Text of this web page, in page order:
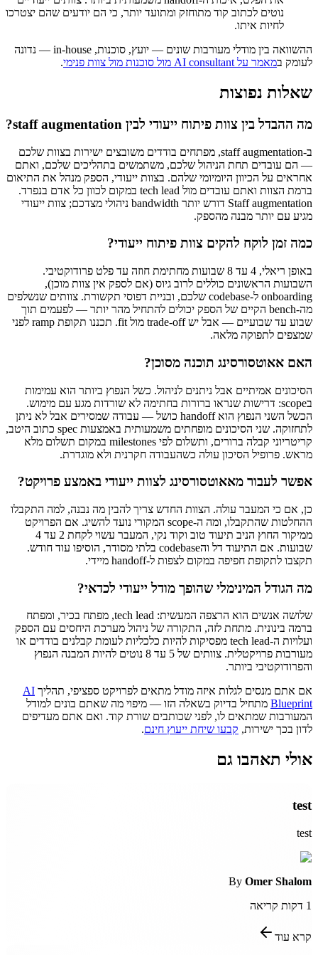
נוטים לכתוב קוד מתוחזק ומתועד יותר, כי הם יודעים שהם יצטרכו
לחיות איתו.
ההשוואה בין מודלי מעורבות שונים — יועץ, סוכנות, in-house — נדונה
לעומק במאמר על AI consultant מול סוכנות מול צוות פנימי .
שאלות נפוצות
מה ההבדל בין צוות פיתוח ייעודי לבין staff augmentation?
ב-staff augmentation, מפתחים בודדים משובצים ישירות בצוות שלכם
— הם עובדים תחת הניהול שלכם, משתמשים בתהליכים שלכם, ואתם
אחראים על הכיוון היומיומי שלהם. בצוות ייעודי, הספק מנהל את התיאום
ברמת הצוות ואתם עובדים מול tech lead במקום לכוון כל אדם בנפרד.
Staff augmentation דורש יותר bandwidth ניהולי מצדכם; צוות ייעודי
מגיע עם יותר מבנה מהספק.
כמה זמן לוקח להקים צוות פיתוח ייעודי?
באופן ריאלי, 4 עד 8 שבועות מחתימת חוזה עד פלט פרודוקטיבי.
השבועות הראשונים כוללים לרוב גיוס (אם לספק אין צוות מוכן),
onboarding ל-codebase שלכם, ובניית דפוסי תקשורת. צוותים שנשלפים
מה-bench הקיים של הספק יכולים להתחיל מהר יותר — לפעמים תוך
שבוע עד שבועיים — אבל יש trade-off מול fit. תכננו תקופת ramp לפני
שמצפים לתפוקה מלאה.
האם אאוטסורסינג תוכנה מסוכן?
הסיכונים אמיתיים אבל ניתנים לניהול. כשל הנפוץ ביותר הוא עמימות
בscope: דרישות שנראו ברורות בחתימה לא שורדות מגע עם מימוש.
הכשל השני הנפוץ הוא handoff כושל — עבודה שמסירים אבל לא ניתן
לתחזוקה. שני הסיכונים מופחתים משמעותית באמצעות spec כתוב היטב,
קריטריוני קבלה ברורים, ותשלום לפי milestones במקום תשלום מלא
מראש. פרופיל הסיכון עולה כשהעבודה חקרנית ולא מוגדרת.
אפשר לעבור מאאוטסורסינג לצוות ייעודי באמצע פרויקט?
כן, אם כי המעבר עולה. הצוות החדש צריך להבין מה נבנה, למה התקבלו
ההחלטות שהתקבלו, ומה ה-scope המקורי נועד להשיג. אם הפרויקט
ממיקור החוץ הניב תיעוד טוב וקוד נקי, המעבר עשוי לקחת 2 עד 4
שבועות. אם התיעוד דל והcodebase בלתי מסודר, הוסיפו עוד חודש.
תקצבו לתקופת חפיפה במקום לצפות ל-handoff מיידי.
מה הגודל המינימלי שהופך מודל ייעודי לכדאי?
שלושה אנשים הוא הרצפה המעשית: tech lead, מפתח בכיר, ומפתח
ברמה בינונית. מתחת לזה, התקורה של ניהול מערכת היחסים עם הספק
ועלויות ה-tech lead מפסיקות להיות כלכליות לעומת קבלנים בודדים או
מעורבות פרויקטלית. צוותים של 5 עד 8 נוטים להיות המבנה הנפוץ
והפרודוקטיבי ביותר.
אם אתם מנסים לגלות איזה מודל מתאים לפרויקט ספציפי, תהליך AI
Blueprint מתחיל בדיוק בשאלה הזו — מיפוי מה שאתם בונים למודל
המעורבות שמתאים לו, לפני שכותבים שורת קוד. ואם אתם מעדיפים
לדון בכך ישירות, קבעו שיחת ייעוץ חינם.
אולי תאהבו גם
test
test
By Omer Shalom
1 דקות קריאה
קרא עוד